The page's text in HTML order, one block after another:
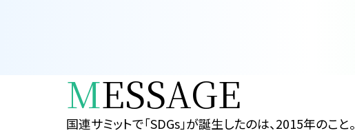
MESSAGE
国連サミットで「SDGs」が誕生したのは、2015年のこと。